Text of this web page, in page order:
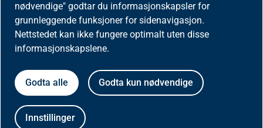
nødvendige" godtar du informasjonskapsler for
grunnleggende funksjoner for sidenavigasjon.
Nettstedet kan ikke fungere optimalt uten disse
informasjonskapslene.
Godta alle Godta kun nødvendige
Innstillinger
Presse
Om nettstedet
Besøksstatistikk og informasjonskapsler på